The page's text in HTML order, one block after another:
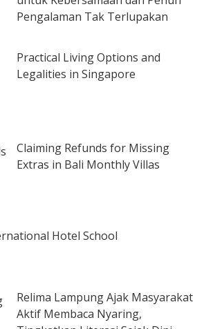
Pengalaman Tak Terlupakan
Practical Living Options and
Legalities in Singapore
Claiming Refunds for Missing
Extras in Bali Monthly Villas
Relima Lampung Ajak Masyarakat
Aktif Membaca Nyaring,